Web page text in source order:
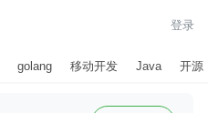
登录
golang 移动开发 Java 开源